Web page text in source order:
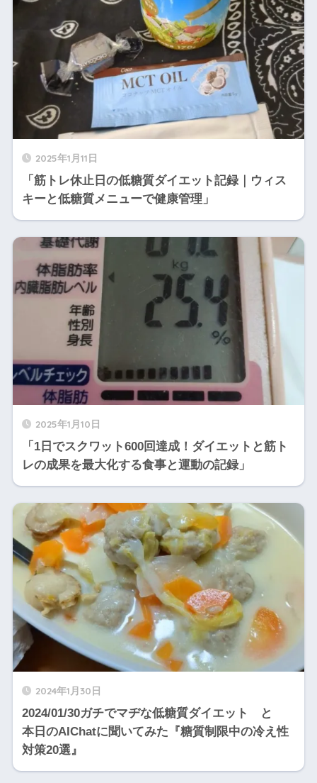
2025年1月11日
「筋トレ休止日の低糖質ダイエット記録｜ウィス
キーと低糖質メニューで健康管理」
2025年1月10日
「1日でスクワット600回達成！ダイエットと筋ト
レの成果を最大化する食事と運動の記録」
2024年1月30日
2024/01/30ガチでマヂな低糖質ダイエット と
本日のAIChatに聞いてみた『糖質制限中の冷え性
対策20選』